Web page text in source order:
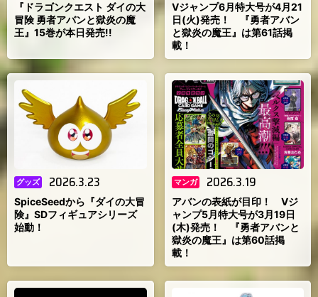
『ドラゴンクエスト ダイの大
冒険 勇者アバンと獄炎の魔
王』15巻が本日発売!!
Vジャンプ6月特大号が4月21
日(火)発売！ 『勇者アバン
と獄炎の魔王』は第61話掲
載！
グッズ 2026.3.23
SpiceSeedから『ダイの大冒
険』SDフィギュアシリーズ
始動！
マンガ 2026.3.19
アバンの表紙が目印！ Vジ
ャンプ5月特大号が3月19日
(木)発売！ 『勇者アバンと
獄炎の魔王』は第60話掲
載！